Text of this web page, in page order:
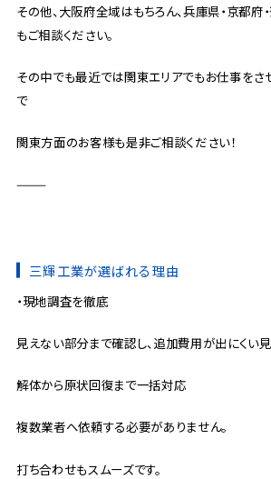
その他、大阪府全域はもちろん、兵庫県・京都
もご相談ください。
その中でも最近では関東エリアでもお仕事をさ
で
関東方面のお客様も是非ご相談ください！
⸻
三輝工業が選ばれる理由
・現地調査を徹底
見えない部分まで確認し、追加費用が出にくい見
解体から原状回復まで一括対応
複数業者へ依頼する必要がありません。
打ち合わせもスムーズです。